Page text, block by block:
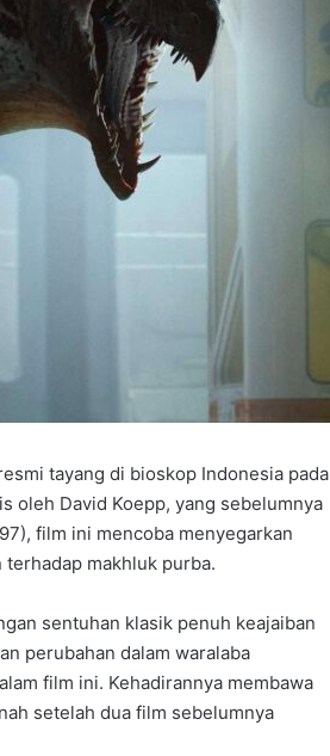
tayang di bioskop Indonesia pada
oleh David Koepp, yang sebelumnya
film ini mencoba menyegarkan
makhluk purba.
sentuhan klasik penuh keajaiban
perubahan dalam waralaba
film ini. Kehadirannya membawa
setelah dua film sebelumnya